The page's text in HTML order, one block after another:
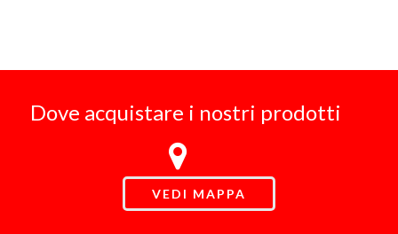
Dove acquistare i nostri prodotti
VEDI MAPPA